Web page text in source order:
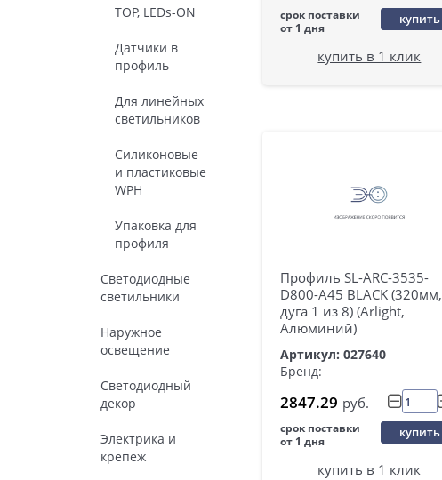
TOP, LEDs-ON
Датчики в
профиль
Для линейных
светильников
Силиконовые
и пластиковые
WPH
Упаковка для
профиля
Светодиодные
светильники
Наружное
освещение
Светодиодный
декор
Электрика и
крепеж
срок поставки
от 1 дня
купить
купить в 1 клик
Профиль SL-ARC-3535-
D800-A45 BLACK (320мм,
дуга 1 из 8) (Arlight,
Алюминий)
Артикул: 027640
Бренд:
2847.29 руб.
срок поставки
от 1 дня
купить
купить в 1 клик